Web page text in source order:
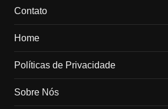
Contato
Home
Políticas de Privacidade
Sobre Nós